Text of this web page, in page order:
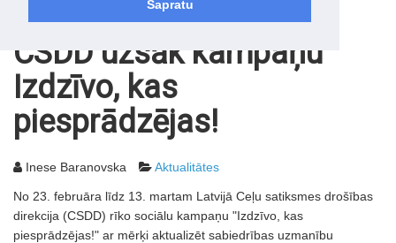
Sapratu
CSDD uzsāk kampaņu
Izdzīvo, kas
piesprādzējas!
Inese Baranovska Aktualitātes
No 23. februāra līdz 13. martam Latvijā Ceļu satiksmes drošības
direkcija (CSDD) rīko sociālu kampaņu "Izdzīvo, kas
piesprādzējas!" ar mērķi aktualizēt sabiedrības uzmanību